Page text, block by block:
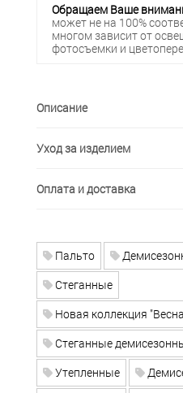
Обращаем Ваше
может не на 100%
многом зависит от
фотосъемки и
Описание
Уход за изделием
Оплата и доставка
Пальто
Стеганные
Новая коллекция
Стеганные
Утепленные